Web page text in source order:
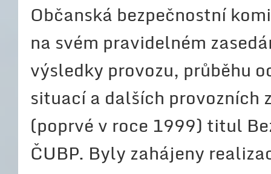
Občanská bezpečnostní
na svém pravidelném
výsledky provozu, průběhu
situací a dalších provozních
(poprvé v roce 1999) titul
ČUBP. Byly zahájeny